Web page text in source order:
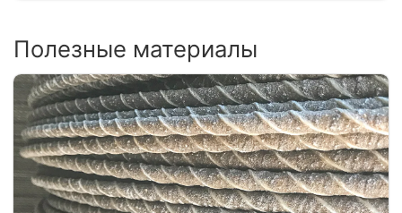
Полезные материалы